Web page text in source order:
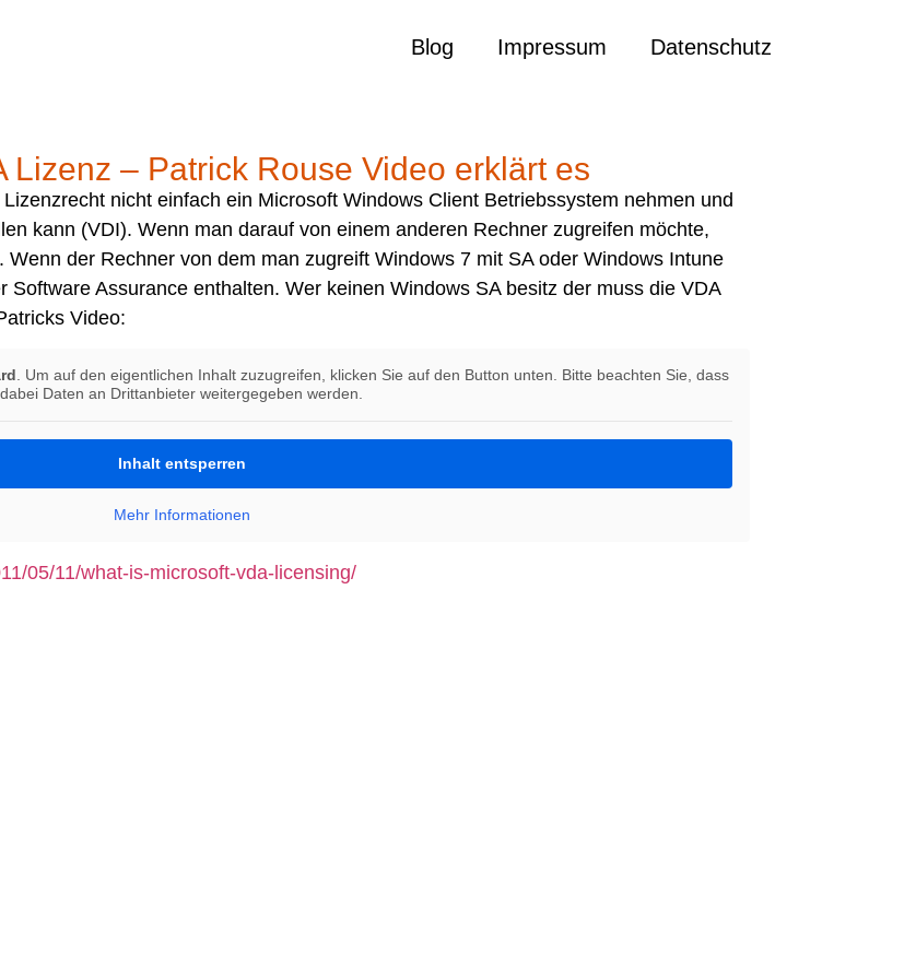
Blog Impressum Datenschutz
Lizenz – Patrick Rouse Video erklärt es
nicht einfach ein Microsoft Windows Client Betriebssystem nehmen und
kann (VDI). Wenn man darauf von einem anderen Rechner zugreifen möchte,
der Rechner von dem man zugreift Windows 7 mit SA oder Windows Intune
Software Assurance enthalten. Wer keinen Windows SA besitz der muss die VDA
Video:
. Um auf den eigentlichen Inhalt zuzugreifen, klicken Sie auf den Button unten. Bitte beachten Sie, dass
dabei Daten an Drittanbieter weitergegeben werden.
Inhalt entsperren
Mehr Informationen
05/11/what-is-microsoft-vda-licensing/